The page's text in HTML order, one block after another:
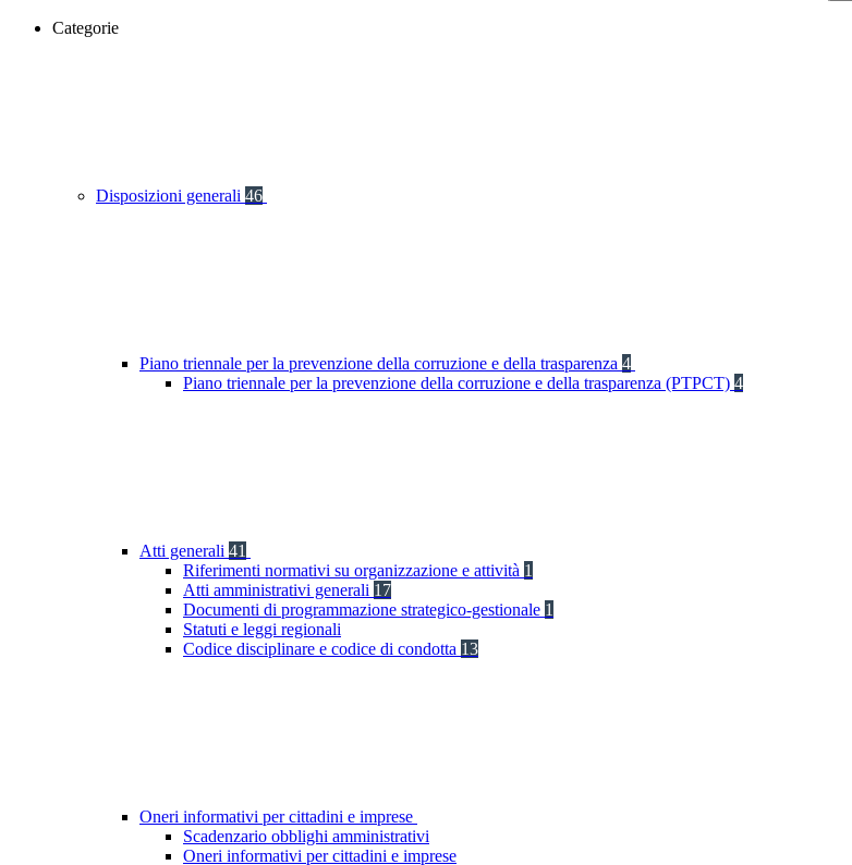
Categorie
Disposizioni generali 46
Piano triennale per la prevenzione della corruzione e della trasparenza 4
Piano triennale per la prevenzione della corruzione e della trasparenza (PTPCT) 4
Atti generali 41
Riferimenti normativi su organizzazione e attività 1
Atti amministrativi generali 17
Documenti di programmazione strategico-gestionale 1
Statuti e leggi regionali
Codice disciplinare e codice di condotta 13
Oneri informativi per cittadini e imprese
Scadenzario obblighi amministrativi
Oneri informativi per cittadini e imprese